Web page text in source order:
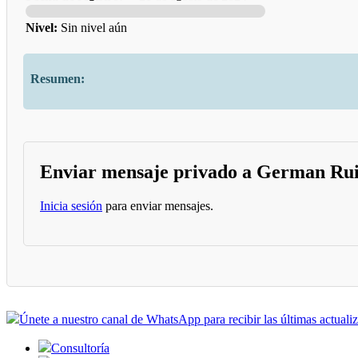
Nivel: Sin nivel aún
Resumen:
Enviar mensaje privado a German
Inicia sesión para enviar mensajes.
Únete a nuestro canal de WhatsApp para recibir las últimas
Consultoría